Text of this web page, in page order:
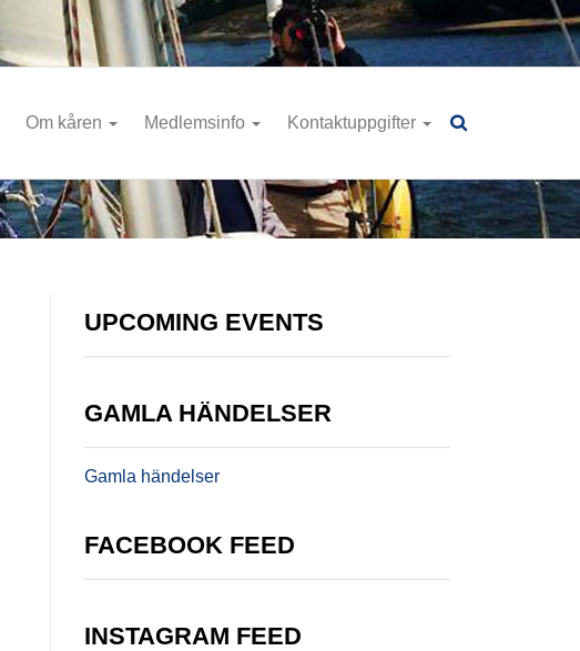
Om kåren Medlemsinfo Kontaktuppgifter
UPCOMING EVENTS
GAMLA HÄNDELSER
Gamla händelser
FACEBOOK FEED
INSTAGRAM FEED